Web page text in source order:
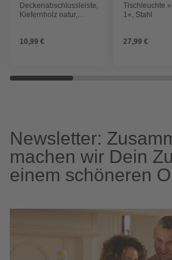
Deckenabschlussleiste,
Kiefernholz natur,
10,99 €
Tischleuchte
1«, Stahl
27,99 €
Newsletter:
machen wir Dein
einem schöneren